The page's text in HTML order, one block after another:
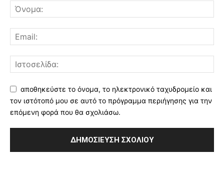
αποθηκεύστε το όνομα, το ηλεκτρονικό ταχυδρομείο και
τον ιστότοπό μου σε αυτό το πρόγραμμα περιήγησης για την
επόμενη φορά που θα σχολιάσω.